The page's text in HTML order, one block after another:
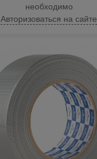
необходимо
Авторизоваться на сайте